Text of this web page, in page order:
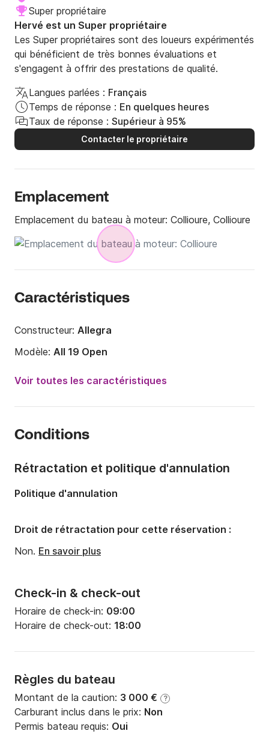
Super propriétaire
Hervé est un Super propriétaire
Les Super propriétaires sont des loueurs expérimentés
qui bénéficient de très bonnes évaluations et
s'engagent à offrir des prestations de qualité.
Langues parlées : Français
Temps de réponse : En quelques heures
Taux de réponse : Supérieur à 95%
Contacter le propriétaire
Emplacement
Emplacement du bateau à moteur: Collioure, Collioure
Caractéristiques
Constructeur: Allegra
Modèle: All 19 Open
Puissance moteur:
100cv
Capacité à bord:
Voir toutes les caractéristiques
Conditions
Check-in & check-out
Horaire de check-in: 09:00
Horaire de check-out: 18:00
Règles du bateau
Montant de la caution: 3 000 € ?
Carburant inclus dans le prix: Non
Permis bateau requis: Oui
Rétractation et politique d'annulation
Politique d'annulation
Droit de rétractation pour cette réservation :
Non. En savoir plus